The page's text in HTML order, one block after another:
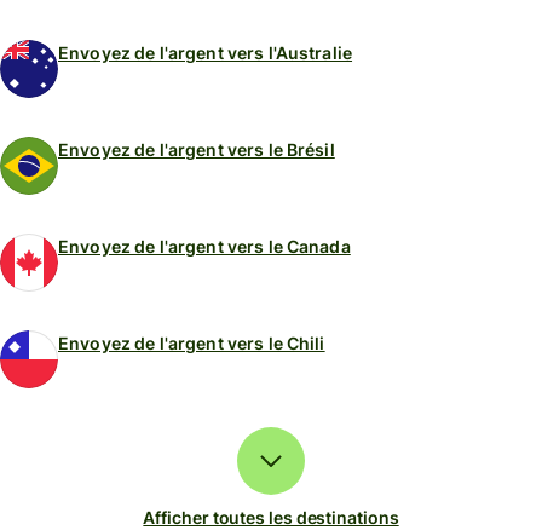
Envoyez de l'argent vers l'Australie
Envoyez de l'argent vers le Brésil
Envoyez de l'argent vers le Canada
Envoyez de l'argent vers le Chili
Afficher toutes les destinations